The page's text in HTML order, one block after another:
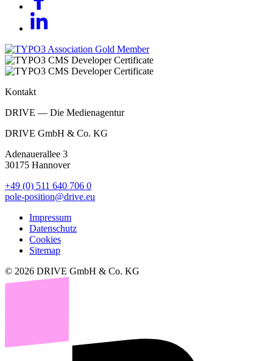
Kontakt
DRIVE — Die Medienagentur
DRIVE GmbH & Co. KG
Adenauerallee 3
30175 Hannover
+49 (0) 511 640 706 0
pole-position@drive.eu
Impressum
Datenschutz
Cookies
Sitemap
© 2026 DRIVE GmbH & Co. KG